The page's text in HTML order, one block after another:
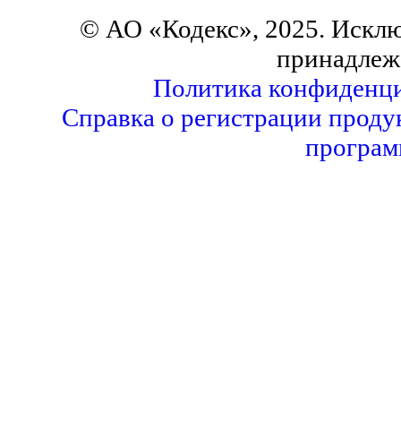
© АО «Кодекс», 2025.
Политика
Справка о регистрации